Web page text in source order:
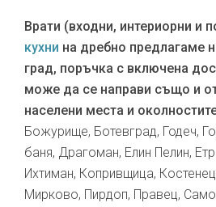
Врати (входни, интериорни и
кухни на дребно предлагаме
град, поръчка с включена
може да се направи също и
населени места и
Божурище, Ботевград, Годеч,
баня, Драгоман, Елин Пелин,
Ихтиман, Копривщица,
Мирково, Пирдоп, Правец,